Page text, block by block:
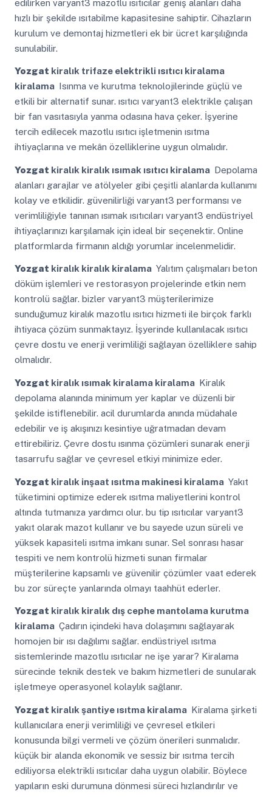
edilirken varyant3 mazotlu ısıtıcılar geniş alanları daha
hızlı bir şekilde ısıtabilme kapasitesine sahiptir. Cihazların
kurulum ve demontaj hizmetleri ek bir ücret karşılığında
sunulabilir.
Yozgat kiralık trifaze elektrikli ısıtıcı kiralama
kiralama Isınma ve kurutma teknolojilerinde güçlü ve
etkili bir alternatif sunar. ısıtıcı varyant3 elektrikle çalışan
bir fan vasıtasıyla yanma odasına hava çeker. İşyerine
tercih edilecek mazotlu ısıtıcı işletmenin ısıtma
ihtiyaçlarına ve mekân özelliklerine uygun olmalıdır.
Yozgat kiralık kiralık ısımak ısıtıcı kiralama Depolama
alanları garajlar ve atölyeler gibi çeşitli alanlarda kullanımı
kolay ve etkilidir. güvenilirliği varyant3 performansı ve
verimliliğiyle tanınan ısımak ısıtıcıları varyant3 endüstriyel
ihtiyaçlarınızı karşılamak için ideal bir seçenektir. Online
platformlarda firmanın aldığı yorumlar incelenmelidir.
Yozgat kiralık kiralık kiralama Yalıtım çalışmaları beton
döküm işlemleri ve restorasyon projelerinde etkin nem
kontrolü sağlar. bizler varyant3 müşterilerimize
sunduğumuz kiralık mazotlu ısıtıcı hizmeti ile birçok farklı
ihtiyaca çözüm sunmaktayız. İşyerinde kullanılacak ısıtıcı
çevre dostu ve enerji verimliliği sağlayan özelliklere sahip
olmalıdır.
Yozgat kiralık ısımak kiralama kiralama Kiralık
depolama alanında minimum yer kaplar ve düzenli bir
şekilde istiflenebilir. acil durumlarda anında müdahale
edebilir ve iş akışınızı kesintiye uğratmadan devam
ettirebiliriz. Çevre dostu ısınma çözümleri sunarak enerji
tasarrufu sağlar ve çevresel etkiyi minimize eder.
Yozgat kiralık inşaat ısıtma makinesi kiralama Yakıt
tüketimini optimize ederek ısıtma maliyetlerini kontrol
altında tutmanıza yardımcı olur. bu tip ısıtıcılar varyant3
yakıt olarak mazot kullanır ve bu sayede uzun süreli ve
yüksek kapasiteli ısıtma imkanı sunar. Sel sonrası hasar
tespiti ve nem kontrolü hizmeti sunan firmalar
müşterilerine kapsamlı ve güvenilir çözümler vaat ederek
bu zor süreçte yanlarında olmayı taahhüt ederler.
Yozgat kiralık kiralık dış cephe mantolama kurutma
kiralama Çadırın içindeki hava dolaşımını sağlayarak
homojen bir ısı dağılımı sağlar. endüstriyel ısıtma
sistemlerinde mazotlu ısıtıcılar ne işe yarar? Kiralama
sürecinde teknik destek ve bakım hizmetleri de sunularak
işletmeye operasyonel kolaylık sağlanır.
Yozgat kiralık şantiye ısıtma kiralama Kiralama şirketi
kullanıcılara enerji verimliliği ve çevresel etkileri
konusunda bilgi vermeli ve çözüm önerileri sunmalıdır.
küçük bir alanda ekonomik ve sessiz bir ısıtma tercih
ediliyorsa elektrikli ısıtıcılar daha uygun olabilir. Böylece
yapıların eski durumuna dönmesi süreci hızlandırılır ve